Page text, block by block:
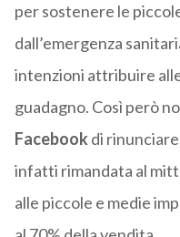
per sostenere le
dall’emergenza
intenzioni attribuire
guadagno. Così però
Facebookdi rinunciare
infatti rimandata al
alle piccole e medie